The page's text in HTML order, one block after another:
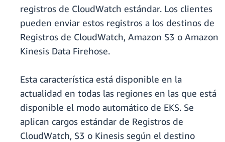
registros de CloudWatch estándar. Los clientes
pueden enviar estos registros a los destinos de
Registros de CloudWatch, Amazon S3 o Amazon
Kinesis Data Firehose.
Esta característica está disponible en la
actualidad en todas las regiones en las que está
disponible el modo automático de EKS. Se
aplican cargos estándar de Registros de
CloudWatch, S3 o Kinesis según el destino